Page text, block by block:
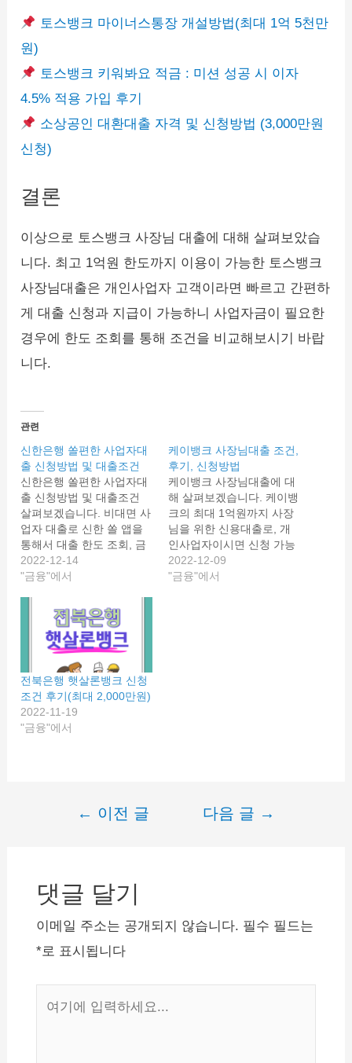
토스뱅크 마이너스통장 개설방법(최대 1억 5천만
원)
토스뱅크 키워봐요 적금 : 미션 성공 시 이자
4.5% 적용 가입 후기
소상공인 대환대출 자격 및 신청방법 (3,000만원
신청)
결론
이상으로 토스뱅크 사장님 대출에 대해 살펴보았습
니다. 최고 1억원 한도까지 이용이 가능한 토스뱅크
사장님대출은 개인사업자 고객이라면 빠르고 간편하
게 대출 신청과 지급이 가능하니 사업자금이 필요한
경우에 한도 조회를 통해 조건을 비교해보시기 바랍
니다.
관련
신한은행 쏠편한 사업자대
출 신청방법 및 대출조건
신한은행 쏠편한 사업자대
출 신청방법 및 대출조건
살펴보겠습니다. 비대면 사
업자 대출로 신한 쏠 앱을
통해서 대출 한도 조회, 금
리 조회가 가능한 신용대출
입니다. 쏠편한 사업자대출
대출 최대한도, 신청방법까
지 알려드립니다. 신한은행
쏠편한 사업자대출 신한은
행 쏠편한 사업자대출은 신
한은행이 주거래 은행이 아
니어도 소득이 있는 개인사
업자라면 담보없이 신용을
담보로 최대 1억원까지 대
출이 가능한 상품입니다.…
2022-12-14
"금융"에서
케이뱅크 사장님대출 조건,
후기, 신청방법
케이뱅크 사장님대출에 대
해 살펴보겠습니다. 케이뱅
크의 최대 1억원까지 사장
님을 위한 신용대출로, 개
인사업자이시면 신청 가능
합니다. 자세한 케이뱅크
사장님대출의 조건과 신청
2022-12-09
"금융"에서
전북은행 햇살론뱅크 신청
조건 후기(최대 2,000만원)
2022-11-19
"금융"에서
게
← 이전 글 다음 글 →
댓글 달기
이메일 주소는 공개되지 않습니다. 필수 필드는
*로 표시됩니다